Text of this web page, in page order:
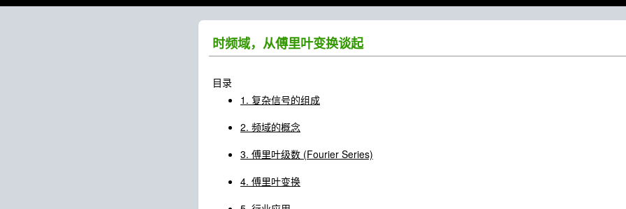
时频域，从傅里叶变换谈起
目录
1. 复杂信号的组成
2. 频域的概念
3. 傅里叶级数 (Fourier Series)
4. 傅里叶变换